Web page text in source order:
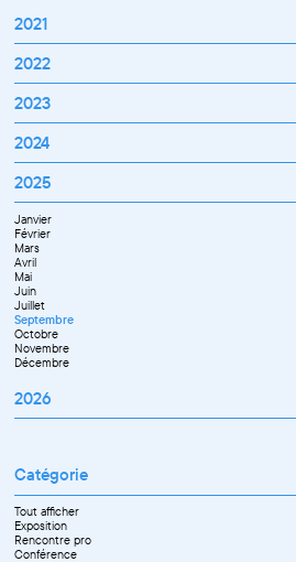
2021
Septembre
Octobre
Novembre
Décembre
2022
Janvier
Février
Mars
Avril
Juillet
Septembre
Octobre
Novembre
Décembre
2023
Janvier
Février
Mars
Avril
Septembre
Octobre
Novembre
Décembre
2024
Janvier
Février
Mars
Avril
Mai
Juin
Juillet
Septembre
Novembre
Décembre
2025
Janvier
Février
Mars
Avril
Mai
Juin
Juillet
Septembre
Octobre
Novembre
Décembre
2026
Avril
Mai
Juin
Septembre
Octobre
Novembre
Catégorie
Tout afficher
Exposition
Rencontre pro
Conférence